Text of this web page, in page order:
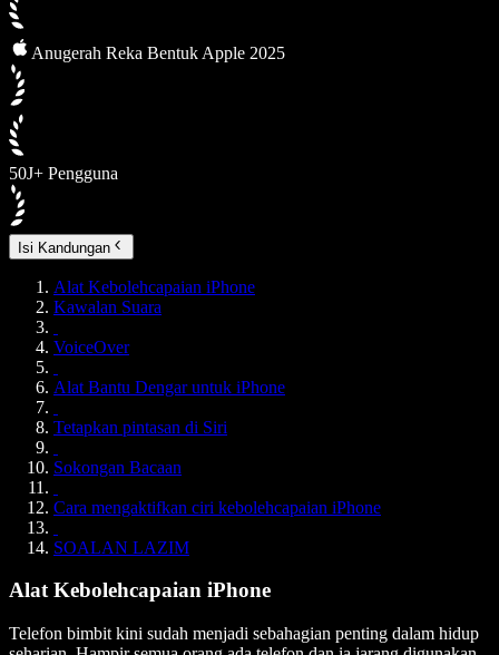
Anugerah Reka Bentuk Apple 2025
50J+ Pengguna
Isi Kandungan
Alat Kebolehcapaian iPhone
Kawalan Suara
VoiceOver
Alat Bantu Dengar untuk iPhone
Tetapkan pintasan di Siri
Sokongan Bacaan
Cara mengaktifkan ciri kebolehcapaian iPhone
SOALAN LAZIM
Alat Kebolehcapaian iPhone
Telefon bimbit kini sudah menjadi sebahagian penting dalam hidup